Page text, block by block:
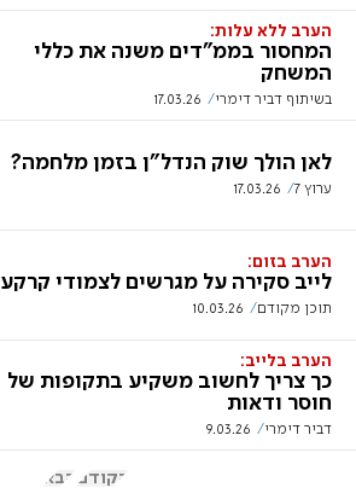
הערב ללא עלות:
המחסור בממ"דים משנה את כללי
המשחק
בשיתוף דביר דימרי 17.03.26
לאן הולך שוק הנדל"ן בזמן מלחמה?
ערוץ 7 17.03.26
הערב בזום:
לייב סקירה על מגרשים לצמודי קרקע
תוכן מקודם 10.03.26
הערב בלייב:
כך צריך לחשוב משקיע בתקופות של
חוסר ודאות
דביר דימרי 9.03.26
הקודם הבא